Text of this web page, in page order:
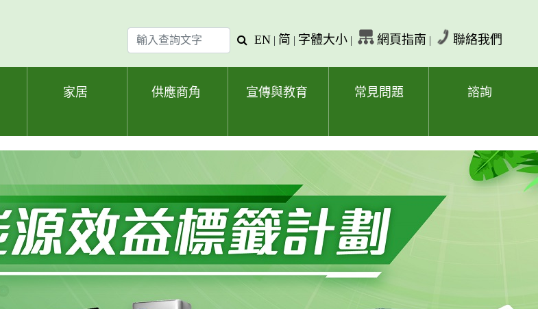
輸
入
查
查
字
EN | 简 | 字體大小 | 網頁指南 | 聯絡我們
家居 供應商角 宣傳與教育 常見問題 諮詢